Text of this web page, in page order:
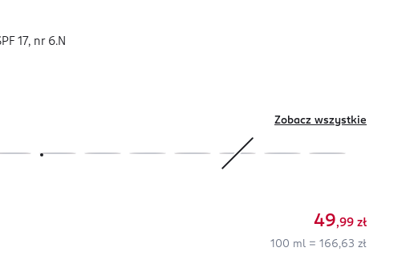
17, nr 6.N
Zobacz wszystkie
49,99 zł
100 ml = 166,63 zł